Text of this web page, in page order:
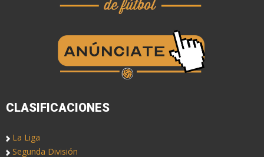
CLASIFICACIONES
La Liga
Segunda División